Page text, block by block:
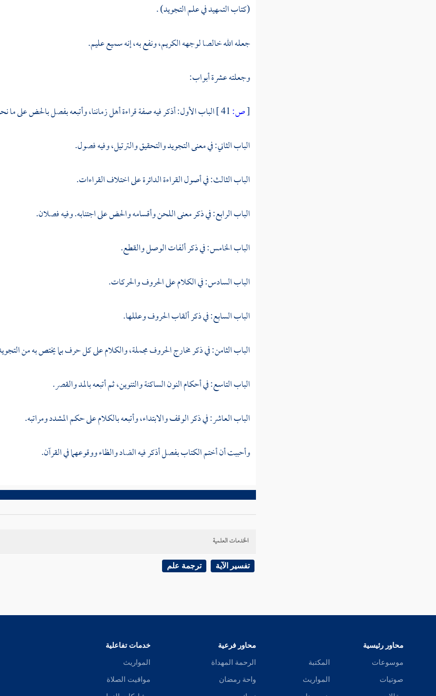
(كتاب التمهيد في علم التجويد) .
جعله الله خالصا لوجهه الكريم، ونفع به، إنه سميع عليم.
وجعلته عشرة أبواب:
[ص:
الباب الأول: أذكر فيه صفة قراءة أهل زماننا، وأتبعه بفصل بالحض على ما
الباب الثاني: في معنى التجويد والتحقيق والترتيل، وفيه فصول.
الباب الثالث: في أصول القراءة الدائرة على اختلاف القراءات.
الباب الرابع: في ذكر معنى اللحن وأقسامه والحض على اجتنابه. وفيه فصلان.
الباب الخامس: في ذكر ألفات الوصل والقطع.
الباب السادس: في الكلام على الحروف والحركات.
الباب السابع: في ذكر ألقاب الحروف وعللها.
الباب الثامن: في ذكر مخارج الحروف مجملة، والكلام على كل حرف بما يختص به من
الباب التاسع: في أحكام النون الساكنة والتنوين، ثم أتبعه بالمد والقصر.
الباب العاشر: في ذكر الوقف والابتداء، وأتبعه بالكلام على حكم المشدد ومراتبه.
وأحببت أن أختم الكتاب بفصل أذكر فيه الضاد والظاء ووقوعهما في القرآن.
الخدمات العلمية
تفسير الآية ترجمة علم
محاور رئيسية
موسوعات
صوتيات
المكتبة
المواريث
محاور فرعية
الرحمة المهداة
واحة رمضان
خدمات تفاعلية
المواريث
مواقيت الصلاة